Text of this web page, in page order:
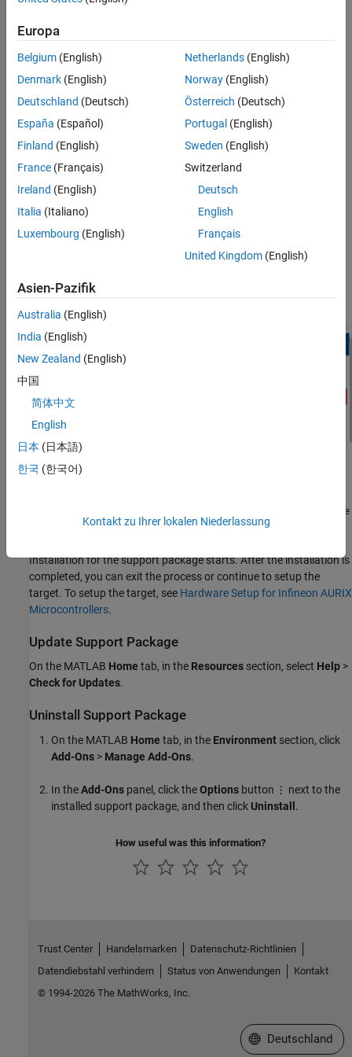
Uninstall Support Package
Install Support Package
On the MATLAB
In the Add-Ons Explorer window, search for
Embedded Coder
Support Package for Infineon AURIX TC4x Microcontrollers
ClickInstall.
Sign in using the MathWorks
MathWorks Auxiliary Software
License Agreement.
Installation for the support package starts. After the installation is
completed, you can exit the process or continue to setup the
target. To setup the target, see Hardware Setup for Infineon AURIX
Microcontrollers.
Update Support Package
On the MATLAB Home tab, in the Resources section, select Help >
Check for Updates.
Uninstall Support Package
On the MATLAB Home tab, in the Environment section, click
Add-Ons > Manage Add-Ons.
In theAdd-Ons panel, click theOptions button
next to the
installed support package, and then click Uninstall .
How useful was this information?
Europa
Belgium (English)
Denmark (English)
Deutschland (Deutsch)
España (Español)
Finland (English)
France (Français)
Ireland (English)
Italia (Italiano)
Luxembourg (English)
Netherlands(English)
Norway(English)
Österreich (Deutsch)
Portugal (English)
Sweden (English)
Switzerland
Deutsch
English
Français
United Kingdom(English)
Asien-Pazifik
Australia (English)
India (English)
New Zealand (English)
中国
简体中文
English
日本 (日本語)
한국 (한국어)
Kontakt zu Ihrer lokalen Niederlassung
Trust Center Handelsmarken
Datenschutz-Richtlinien
Datendiebstahl verhindern
Status von Anwendungen
Kontakt
© 1994-2026 The MathWorks, Inc.
Website auswählen
Deutschland